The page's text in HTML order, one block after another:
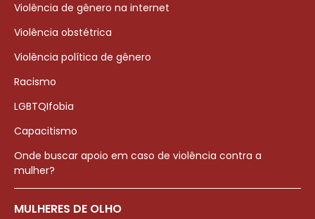
Violência de gênero na internet
Violência obstétrica
Violência política de gênero
Racismo
LGBTQIfobia
Capacitismo
Onde buscar apoio em caso de violência contra a
mulher?
MULHERES DE OLHO